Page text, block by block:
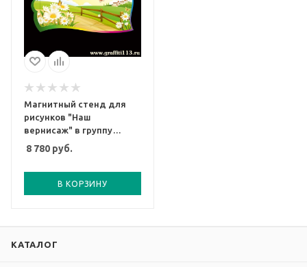
Магнитный стенд для
рисунков "Наш
вернисаж" в группу
Ромашка, арт. ГС-717
8 780 руб.
В КОРЗИНУ
КАТАЛОГ